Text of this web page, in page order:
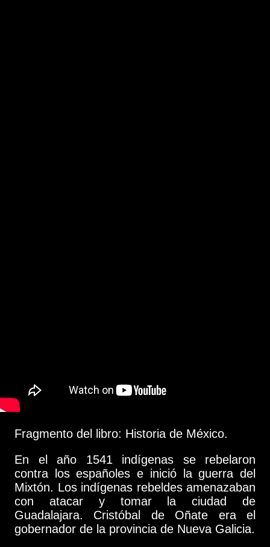
Fragmento del libro: Historia de México.
En el año 1541 indígenas se rebelaron
contra los españoles e inició la guerra del
Mixtón. Los indígenas rebeldes amenazaban
con atacar y tomar la ciudad de
Guadalajara. Cristóbal de Oñate era el
gobernador de la provincia de Nueva Galicia.